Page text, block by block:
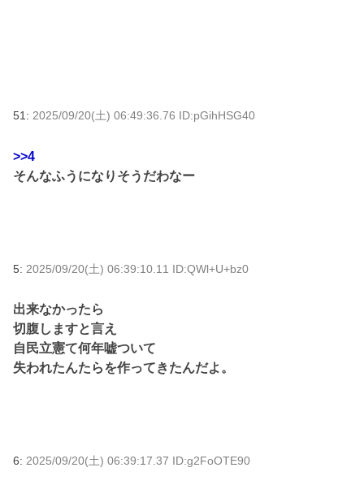
51: 2025/09/20(土) 06:49:36.76 ID:pGihHSG40
>>4
そんなふうになりそうだわなー
5: 2025/09/20(土) 06:39:10.11 ID:QWl+U+bz0
出来なかったら
切腹しますと言え
自民立憲て何年嘘ついて
失われたんたらを作ってきたんだよ。
6: 2025/09/20(土) 06:39:17.37 ID:g2FoOTE90